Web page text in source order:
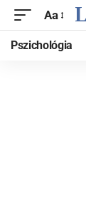
Aa
Pszichológia